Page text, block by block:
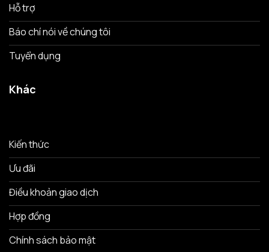
Hỗ trợ
Báo chí nói về chúng tôi
Tuyển dụng
Khác
Kiến thức
Ưu đãi
Điều khoản giao dịch
Hợp đồng
Chính sách bảo mật